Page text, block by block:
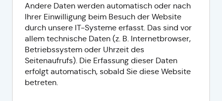
Andere Daten werden automatisch oder nach
Ihrer Einwilligung beim Besuch der Website
durch unsere IT-Systeme erfasst. Das sind vor
allem technische Daten (z. B. Internetbrowser,
Betriebssystem oder Uhrzeit des
Seitenaufrufs). Die Erfassung dieser Daten
erfolgt automatisch, sobald Sie diese Website
betreten.